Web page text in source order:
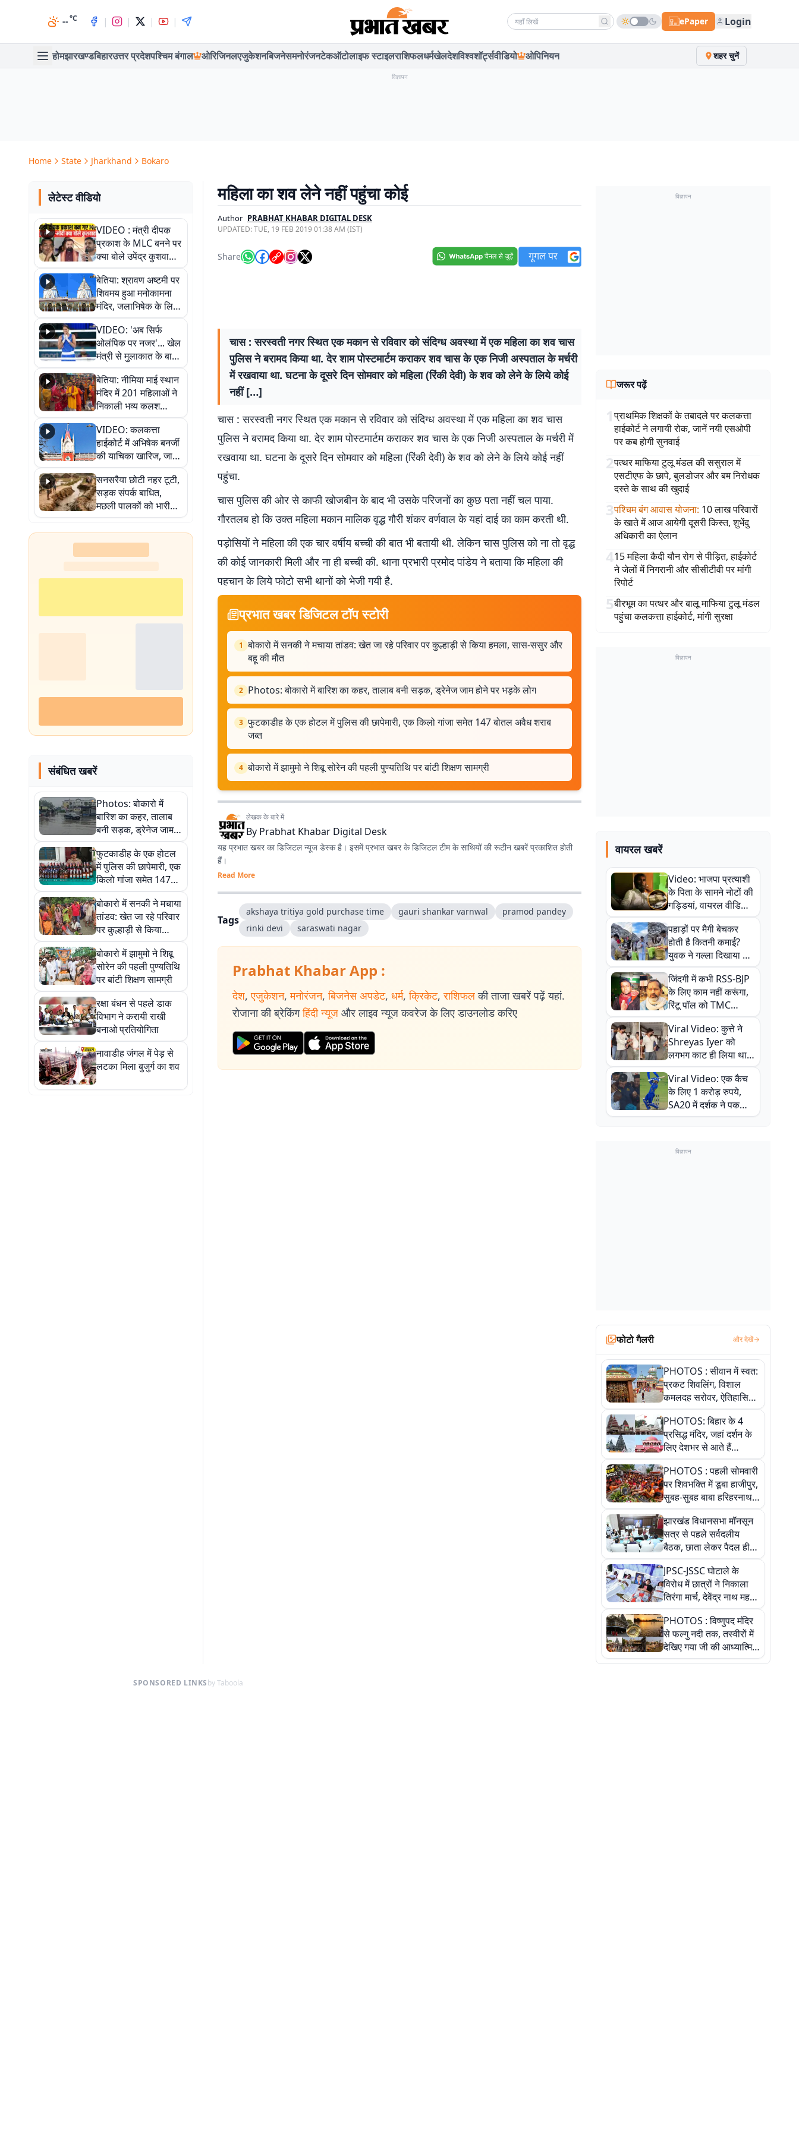
--°C | | | | Search news ePaper Login
होमझारखण्डबिहारउत्तर प्रदेशपश्चिम बंगाल ओरिजिनलएजुकेशनबिजनेसमनोरंजनटेकऑटोलाइफ स्टाइलराशिफलधर्मखेलदेशविश्वशॉर्ट्सवीडियो ओपिनियन शहर चुनें
विज्ञापन
Home State Jharkhand Bokaro
लेटेस्ट वीडियो
VIDEO : मंत्री दीपक
प्रकाश के MLC बनने पर
क्या बोले उपेंद्र कुशवाहा,
सुनिए
बेतिया: श्रावण अष्टमी पर
शिवमय हुआ मनोकामना
मंदिर, जलाभिषेक के लिए
लगी लंबी कतारें
VIDEO: 'अब सिर्फ
ओलंपिक पर नजर'... खेल
मंत्री से मुलाकात के बाद
जैसमीन लंबोरिया का बड़ा
बयान
बेतिया: नीमिया माई स्थान
मंदिर में 201 महिलाओं ने
निकाली भव्य कलश
शोभायात्रा, शिवलिंग
प्राण-प्रतिष्ठा महोत्सव
शुरू
VIDEO: कलकत्ता
हाईकोर्ट में अभिषेक बनर्जी
की याचिका खारिज, जानें
क्या है पूरा मामला
सनसरैया छोटी नहर टूटी,
सड़क संपर्क बाधित,
मछली पालकों को भारी
नुकसान
संबंधित खबरें
Photos: बोकारो में
बारिश का कहर, तालाब
बनी सड़क, ड्रेनेज जाम
होने पर भड़के लोग
फुटकाडीह के एक होटल
में पुलिस की छापेमारी, एक
किलो गांजा समेत 147
बोतल अवैध शराब जब्त
बोकारो में सनकी ने मचाया
तांडव: खेत जा रहे परिवार
पर कुल्हाड़ी से किया
हमला, सास-ससुर और बहू
की मौत
बोकारो में झामुमो ने शिबू
सोरेन की पहली पुण्यतिथि
पर बांटी शिक्षण सामग्री
रक्षा बंधन से पहले डाक
विभाग ने करायी राखी
बनाओ प्रतियोगिता
नावाडीह जंगल में पेड़ से
लटका मिला बुजुर्ग का शव
महिला का शव लेने नहीं पहुंचा कोई
Author PRABHAT KHABAR DIGITAL DESK
UPDATED:TUE, 19 FEB 2019 01:38 AM (IST)
Share
चास : सरस्वती नगर स्थित एक मकान से रविवार को संदिग्ध अवस्था में एक महिला का शव चास
पुलिस ने बरामद किया था. देर शाम पोस्टमार्टम कराकर शव चास के एक निजी अस्पताल के मर्चरी
में रखवाया था. घटना के दूसरे दिन सोमवार को महिला (रिंकी देवी) के शव को लेने के लिये कोई
नहीं […]
चास : सरस्वती नगर स्थित एक मकान से रविवार को संदिग्ध अवस्था में एक महिला का शव चास
पुलिस ने बरामद किया था. देर शाम पोस्टमार्टम कराकर शव चास के एक निजी अस्पताल के मर्चरी में
रखवाया था. घटना के दूसरे दिन सोमवार को महिला (रिंकी देवी) के शव को लेने के लिये कोई नहीं
पहुंचा.
चास पुलिस की ओर से काफी खोजबीन के बाद भी उसके परिजनों का कुछ पता नहीं चल पाया.
गौरतलब हो कि उक्त महिला मकान मालिक वृद्ध गौरी शंकर वर्णवाल के यहां दाई का काम करती थी.
पड़ोसियों ने महिला की एक चार वर्षीय बच्ची की बात भी बतायी थी. लेकिन चास पुलिस को ना तो वृद्ध
की कोई जानकारी मिली और ना ही बच्ची की. थाना प्रभारी प्रमोद पांडेय ने बताया कि महिला की
पहचान के लिये फोटो सभी थानों को भेजी गयी है.
प्रभात खबर डिजिटल टॉप स्टोरी
1 बोकारो में सनकी ने मचाया तांडव: खेत जा रहे परिवार पर कुल्हाड़ी से किया हमला, सास-ससुर और
बहू की मौत
2 Photos: बोकारो में बारिश का कहर, तालाब बनी सड़क, ड्रेनेज जाम होने पर भड़के लोग
3 फुटकाडीह के एक होटल में पुलिस की छापेमारी, एक किलो गांजा समेत 147 बोतल अवैध शराब
जब्त
4 बोकारो में झामुमो ने शिबू सोरेन की पहली पुण्यतिथि पर बांटी शिक्षण सामग्री
लेखक के बारे में
By Prabhat Khabar Digital Desk
यह प्रभात खबर का डिजिटल न्यूज डेस्क है। इसमें प्रभात खबर के डिजिटल टीम के साथियों की रूटीन खबरें प्रकाशित होती
हैं।
Read More
Tags
akshaya tritiya gold purchase time gauri shankar varnwal
pramod pandey
rinki devi
saraswati nagar
Prabhat Khabar App :
देश, एजुकेशन, मनोरंजन, बिजनेस अपडेट, धर्म, क्रिकेट, राशिफल की ताजा खबरें पढ़ें यहां.
रोजाना की ब्रेकिंग हिंदी न्यूज और लाइव न्यूज कवरेज के लिए डाउनलोड करिए
विज्ञापन
जरूर पढ़ें
1प्राथमिक शिक्षकों के तबादले पर कलकत्ता
हाईकोर्ट ने लगायी रोक, जानें नयी एसओपी
पर कब होगी सुनवाई
2पत्थर माफिया टुलू मंडल की ससुराल में
एसटीएफ के छापे, बुलडोजर और बम निरोधक
दस्ते के साथ की खुदाई
3पश्चिम बंग आवास योजना: 10 लाख परिवारों
के खाते में आज आयेगी दूसरी किस्त, शुभेंदु
अधिकारी का ऐलान
415 महिला कैदी यौन रोग से पीड़ित, हाईकोर्ट
ने जेलों में निगरानी और सीसीटीवी पर मांगी
रिपोर्ट
5बीरभूम का पत्थर और बालू माफिया टुलू मंडल
पहुंचा कलकत्ता हाईकोर्ट, मांगी सुरक्षा
विज्ञापन
वायरल खबरें
Video: भाजपा प्रत्याशी
के पिता के सामने नोटों की
गड्डियां, वायरल वीडियो
से राजनीति में उबाल,
अजित महतो बोले- TMC
की गंदी चाल
पहाड़ों पर मैगी बेचकर
होती है कितनी कमाई?
युवक ने गल्ला दिखाया तो
नौकरी वालों के खड़े हो गए
कान
जिंदगी में कभी RSS-BJP
के लिए काम नहीं करूंगा,
रिंटू पॉल को TMC
ऑफिस में ले जाकर पीटा,
Video वायरल
Viral Video: कुत्ते ने
Shreyas Iyer को
लगभग काट ही लिया था,
न्यूजीलैंड सीरीज से पहले
बाल-बाल बचे
Viral Video: एक कैच
के लिए 1 करोड़ रुपये,
SA20 में दर्शक ने पकड़ा
एक हाथ से गजब का कैच
विज्ञापन
फोटो गैलरी और देखें
PHOTOS : सीवान में स्वत:
प्रकट शिवलिंग, विशाल
कमलदह सरोवर, ऐतिहासिक
महेंद्रनाथ मंदिर और घंटाघर
की कहानी, तस्वीरों में देखिए
PHOTOS: बिहार के 4
प्रसिद्ध मंदिर, जहां दर्शन के
लिए देशभर से आते हैं
श्रद्धालु, जानिए इनकी
खासियत
PHOTOS : पहली सोमवारी
पर शिवभक्ति में डूबा हाजीपुर,
सुबह-सुबह बाबा हरिहरनाथ
मंदिर पहुंचे तेजस्वी, 10
तस्वीरों में देखें नजारा
झारखंड विधानसभा मॉनसून
सत्र से पहले सर्वदलीय
बैठक, छाता लेकर पैदल ही
सत्ता पक्ष की मीटिंग में पहुंचे
सीएम, देखें तस्वीरें
JPSC-JSSC घोटाले के
विरोध में छात्रों ने निकाला
तिरंगा मार्च, देवेंद्र नाथ महतो
ने किया जल ग्रहण, देखें
तस्वीरें
PHOTOS : विष्णुपद मंदिर
से फल्गु नदी तक, तस्वीरों में
देखिए गया जी की आध्यात्मिक
पहचान
SPONSORED LINKSby Taboola